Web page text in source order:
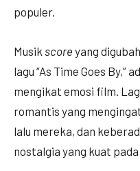
populer.
Musik score yang
lagu “As Time Goes By,”
mengikat emosi film.
romantis yang
lalu mereka, dan
nostalgia yang kuat